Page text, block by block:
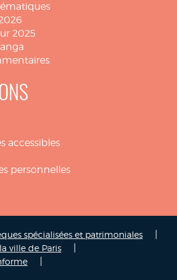
2025
accessibles
personnelles
spécialisées et patrimoniales
ville de Paris